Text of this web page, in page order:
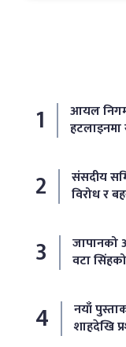
आयल
हटलाइनमा
संसदीय
विरोध र
जापानको
वटा
नयाँ
शाहदेखि